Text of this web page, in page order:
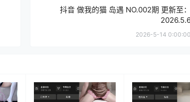
抖音 做我的猫 岛遇 NO.002期 更新至：
2026-5-14 0:00:00